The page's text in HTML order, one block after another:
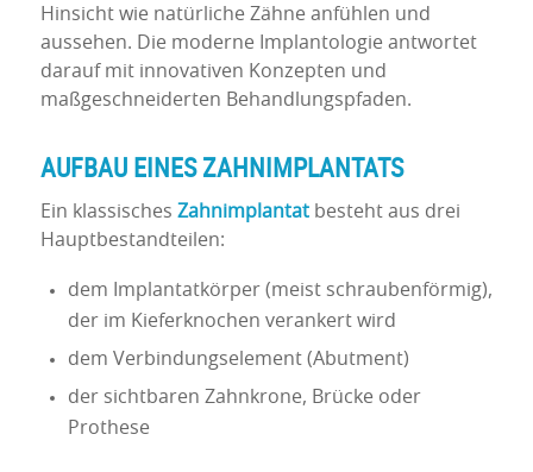
Hinsicht wie natürliche Zähne anfühlen und
aussehen. Die moderne Implantologie antwortet
darauf mit innovativen Konzepten und
maßgeschneiderten Behandlungspfaden.
AUFBAU EINES ZAHNIMPLANTATS
Ein klassisches Zahnimplantatbesteht aus drei
Hauptbestandteilen:
dem Implantatkörper (meist schraubenförmig),
der im Kieferknochen verankert wird
dem Verbindungselement (Abutment)
der sichtbaren Zahnkrone, Brücke oder
Prothese